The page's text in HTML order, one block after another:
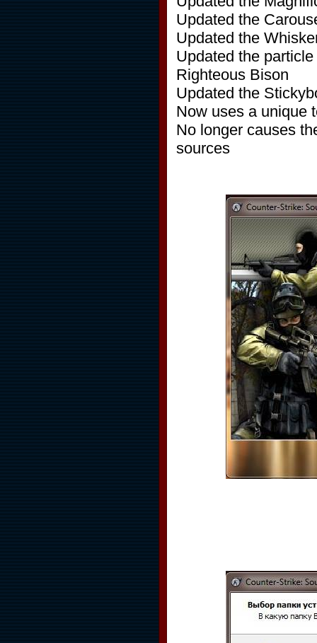
Updated the
Updated the
Updated the
Righteous Bison
Updated the
Now uses a unique
No longer causes
sources